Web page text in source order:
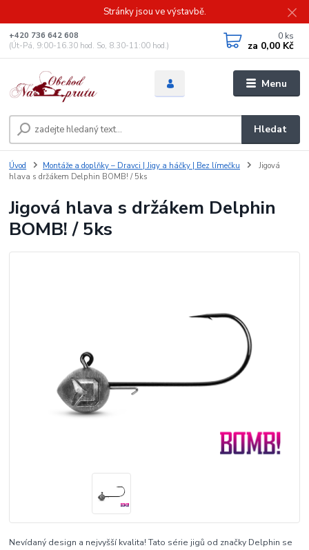
Stránky jsou ve výstavbě.
Menu
Hledat
+420 736 642 608
(Út-Pá, 9:00-16.30 hod. So, 8.30-11:00 hod.)
0 ks
za 0,00 Kč
Úvod Montáže a doplňky – Dravci | Jigy a háčky | Bez límečku
Jigová
hlava s držákem Delphin BOMB! / 5ks
Jigová hlava s držákem Delphin
BOMB! / 5ks
Nevídaný design a nejvyšší kvalita! Tato série jigů od značky Delphin se